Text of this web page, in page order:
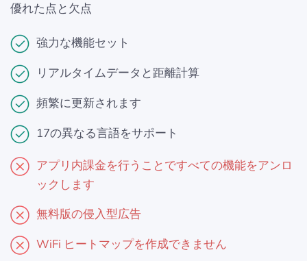
優れた点と欠点
強力な機能セット
リアルタイムデータと距離計算
頻繁に更新されます
17の異なる言語をサポート
アプリ内課金を行うことですべての機能をアンロ
ックします
無料版の侵入型広告
WiFi ヒートマップを作成できません